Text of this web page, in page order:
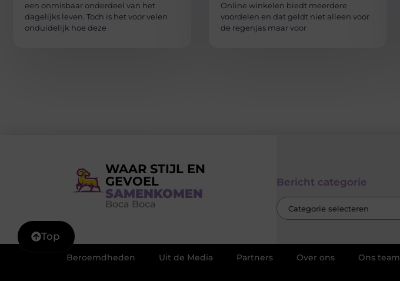
Top
een onmisbaar onderdeel van het
dagelijks leven. Toch is het voor velen
onduidelijk hoe deze
Online winkelen biedt meerdere
voordelen en dat geldt niet alleen voor
de regenjas maar voor
WAAR STIJL EN
GEVOEL
SAMENKOMEN
Boca Boca
Bericht categorie
Beroemdheden Uit de Media Partners Over ons Ons team